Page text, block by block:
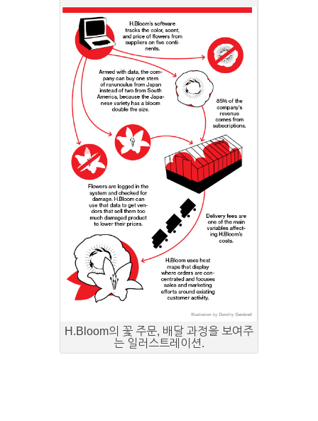
H.Bloom의 꽃 주문, 배달 과정을 보여주
는 일러스트레이션.